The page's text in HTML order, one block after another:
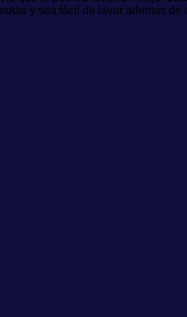
y sea fácil de lavar ademas